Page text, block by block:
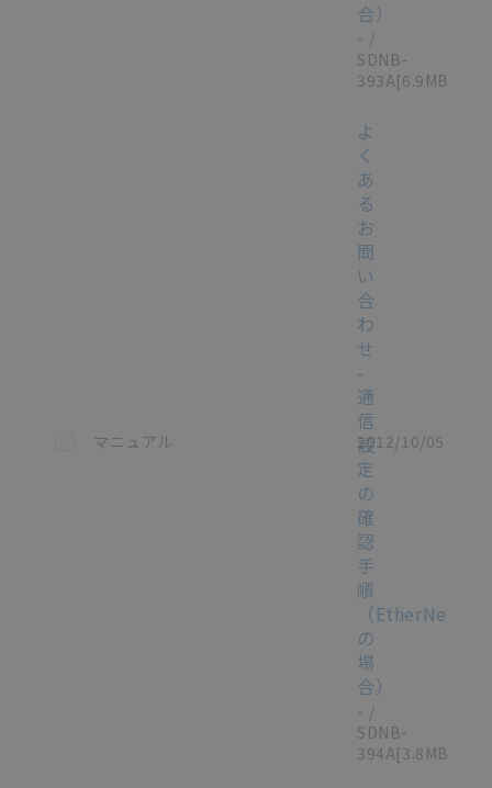
合）
- /
SDNB-
393A[6.9MB]
この資料を選択
マニュアル
よ
く
あ
る
お
問
い
合
わ
せ
-
通
信
設
定
の
確
認
手
順
（EtherNet/IP
の
場
合）
- /
SDNB-
394A[3.8MB]
2012/10/05